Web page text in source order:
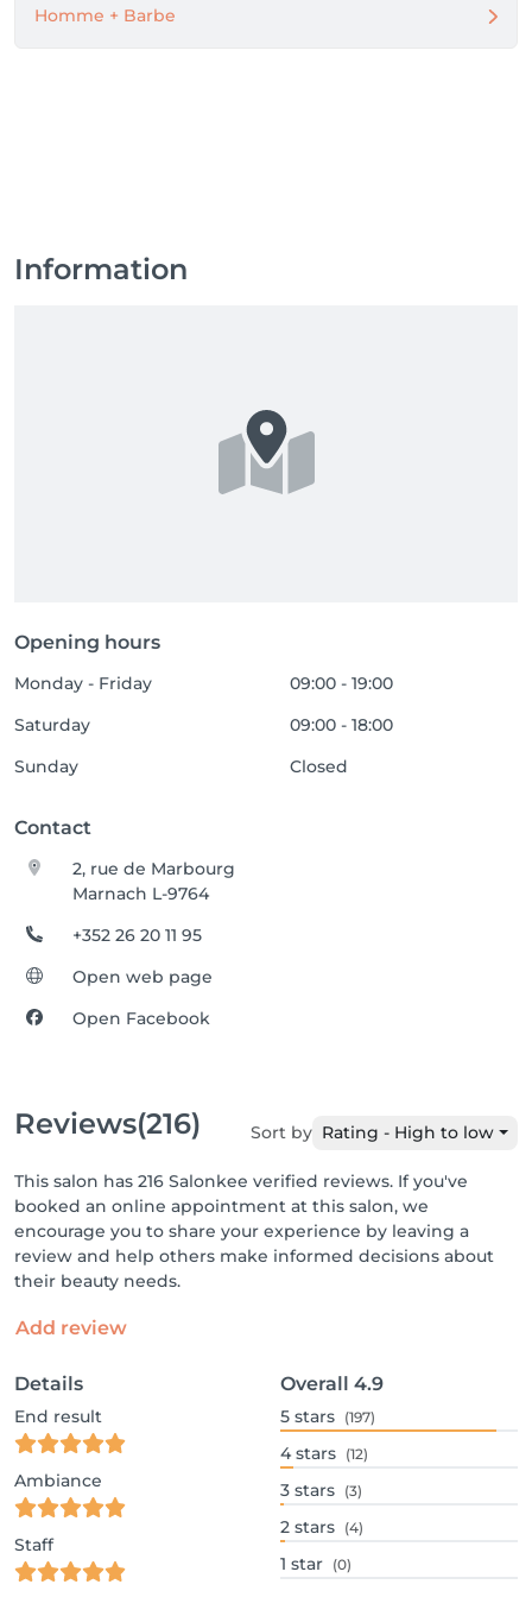
la carte de fidélité et les tarifs jeunes.
ans sur l'ensemble des prestations adultes
(remise appliquée en caisse sur les prestations
adultes réservées et sur présentation de votre carte
étudiante en cours de validité).
Homme + Barbe
Information
Opening hours
Monday - Friday
09:00 - 19:00
Saturday
09:00 - 18:00
Sunday
Closed
Contact
2, rue de Marbourg
Marnach L-9764
+352 26 20 11 95
Open web page
Open Facebook
Reviews(216) Sort by Rating - High to low
This salon has 216 Salonkee verified reviews. If you've
booked an online appointment at this salon, we
encourage you to share your experience by leaving a
review and help others make informed decisions about
their beauty needs.
Add review
Details
End result
Ambiance
Staff
Overall 4.9
5 stars (197)
4 stars (12)
3 stars (3)
2 stars (4)
1 star (0)